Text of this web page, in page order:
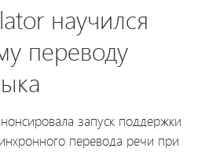
научился
переводу
запуск поддержки
перевода речи при